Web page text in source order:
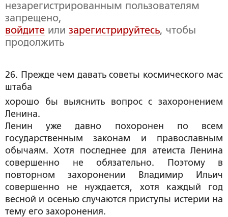
незарегистрированным пользователям
запрещено,
войдите или зарегистрируйтесь, чтобы
продолжить
26. Прежде чем давать советы космического мас
штаба
хорошо бы выяснить вопрос с захоронением
Ленина.
Ленин уже давно похоронен по всем
государственным законам и православным
обычаям. Хотя последнее для атеиста Ленина
совершенно не обязательно. Поэтому в
повторном захоронении Владимир Ильич
совершенно не нуждается, хотя каждый год
весной и осенью случаются приступы истерии на
тему его захоронения.